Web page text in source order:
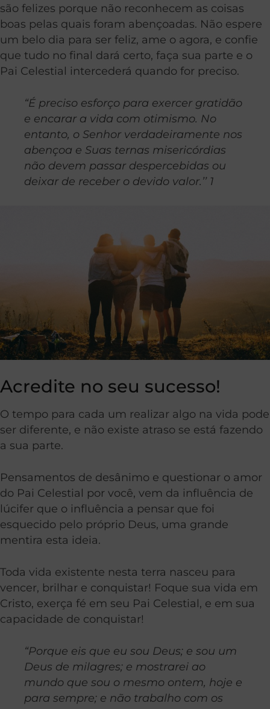
são felizes porque não reconhecem as coisas
boas pelas quais foram abençoadas. Não espere
um belo dia para ser feliz, ame o agora, e confie
que tudo no final dará certo, faça sua parte e o
Pai Celestial intercederá quando for preciso.
“É preciso esforço para exercer gratidão
e encarar a vida com otimismo. No
entanto, o Senhor verdadeiramente nos
abençoa e Suas ternas misericórdias
não devem passar despercebidas ou
deixar de receber o devido valor.’’ 1
Acredite no seu sucesso!
O tempo para cada um realizar algo na vida pode
ser diferente, e não existe atraso se está fazendo
a sua parte.
Pensamentos de desânimo e questionar o amor
do Pai Celestial por você, vem da influência de
lúcifer que o influência a pensar que foi
esquecido pelo próprio Deus, uma grande
mentira esta ideia.
Toda vida existente nesta terra nasceu para
vencer, brilhar e conquistar! Foque sua vida em
Cristo, exerça fé em seu Pai Celestial, e em sua
capacidade de conquistar!
“Porque eis que eu sou Deus; e sou um
Deus de milagres; e mostrarei ao
mundo que sou o mesmo ontem, hoje e
para sempre; e não trabalho com os